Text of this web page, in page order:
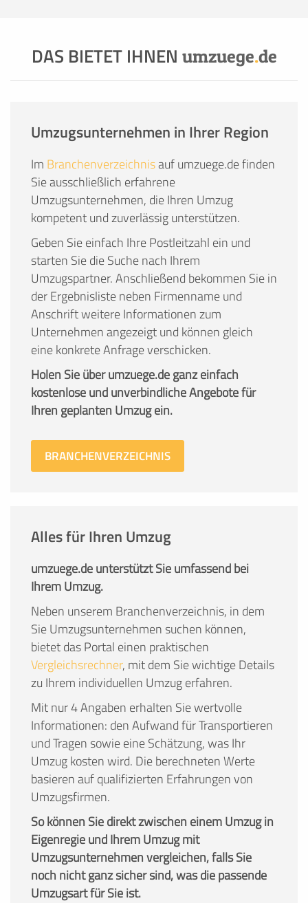
DAS BIETET IHNEN umzuege.de
Umzugsunternehmen in Ihrer Region
Im Branchenverzeichnisauf umzuege.de finden
Sie ausschließlich erfahrene
Umzugsunternehmen, die Ihren Umzug
kompetent und zuverlässig unterstützen.
Geben Sie einfach Ihre Postleitzahl ein und
starten Sie die Suche nach Ihrem
Umzugspartner. Anschließend bekommen Sie in
der Ergebnisliste neben Firmenname und
Anschrift weitere Informationen zum
Unternehmen angezeigt und können gleich
eine konkrete Anfrage verschicken.
Holen Sie über umzuege.de ganz einfach
kostenlose und unverbindliche Angebote für
Ihren geplanten Umzug ein.
BRANCHENVERZEICHNIS
Alles für Ihren Umzug
umzuege.de unterstützt Sie umfassend bei
Ihrem Umzug.
Neben unserem Branchenverzeichnis, in dem
Sie Umzugsunternehmen suchen können,
bietet das Portal einen praktischen
Vergleichsrechner, mit dem Sie wichtige Details
zu Ihrem individuellen Umzug erfahren.
Mit nur 4 Angaben erhalten Sie wertvolle
Informationen: den Aufwand für Transportieren
und Tragen sowie eine Schätzung, was Ihr
Umzug kosten wird. Die berechneten Werte
basieren auf qualifizierten Erfahrungen von
Umzugsfirmen.
So können Sie direkt zwischen einem Umzug in
Eigenregie und Ihrem Umzug mit
Umzugsunternehmen vergleichen, falls Sie
noch nicht ganz sicher sind, was die passende
Umzugsart für Sie ist.